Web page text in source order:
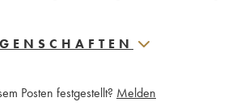
Posten festgestellt? Melden